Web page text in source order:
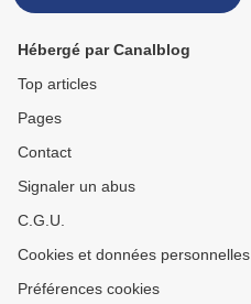
Hébergé par Canalblog
Top articles
Pages
Contact
Signaler un abus
C.G.U.
Cookies et données personnelles
Préférences cookies